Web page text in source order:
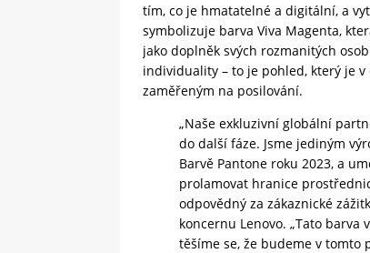
tím, co je hmatatelné a digitální, a
symbolizuje barva Viva Magenta,
jako doplněk svých rozmanitých
individuality – to je pohled, který je
zaměřeným na posilování.
„Naše exkluzivní globální
do další fáze. Jsme jediným
Barvě Pantone roku 2023, a
prolamovat hranice
odpovědný za zákaznické
koncernu Lenovo. „Tato
těšíme se, že budeme v